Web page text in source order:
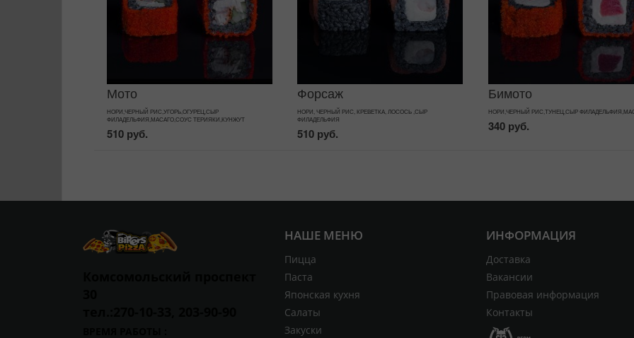
Мото
НОРИ,ЧЕРНЫЙ РИС,УГОРЬ,ОГУРЕЦ,СЫР
ФИЛАДЕЛЬФИЯ,МАСАГО,СОУС ТЕРИЯКИ,КУНЖУТ
510 руб.
Форсаж
НОРИ, ЧЕРНЫЙ РИС, КРЕВЕТКА, ЛОСОСЬ ,СЫР
ФИЛАДЕЛЬФИЯ
510 руб.
Бимото
НОРИ,ЧЕРНЫЙ РИС,ТУНЕЦ,СЫР
340 руб.
ИНФОРМАЦИЯ
Доставка
Вакансии
Правовая информация
Контакты
НАШЕ МЕНЮ
Пицца
Паста
Японская кухня
Салаты
Закуски